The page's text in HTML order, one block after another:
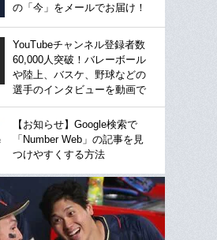
の「今」をメールでお届け！
YouTubeチャンネル登録者数
60,000人突破！バレーボール
や陸上、バスケ、野球などの
選手のインタビューを動画で
【お知らせ】Google検索で
「Number Web」の記事を見
つけやすくする方法